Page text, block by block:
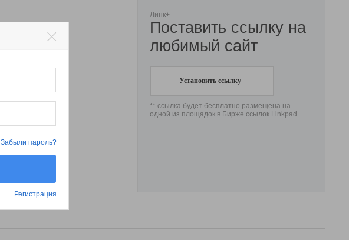
Линк+
Поставить ссылку на
любимый сайт
Установить ссылку
** ссылка будет бесплатно размещена на
одной из площадок в Бирже ссылок Linkpad
Регистрация
Забыли пароль?